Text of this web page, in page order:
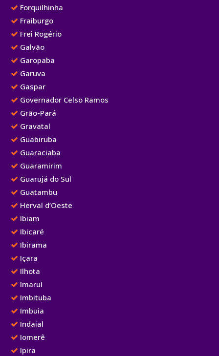
Forquilhinha
Fraiburgo
Frei Rogério
Galvão
Garopaba
Garuva
Gaspar
Governador Celso Ramos
Grão-Pará
Gravatal
Guabiruba
Guaraciaba
Guaramirim
Guarujá do Sul
Guatambu
Herval d’Oeste
Ibiam
Ibicaré
Ibirama
Içara
Ilhota
Imaruí
Imbituba
Imbuia
Indaial
Iomerê
Ipira